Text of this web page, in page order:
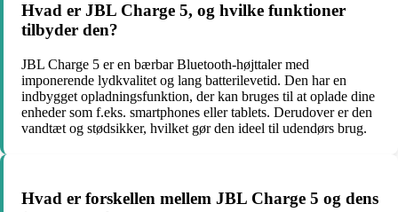
Hvad er JBL Charge 5, og hvilke funktioner
tilbyder den?
JBL Charge 5 er en bærbar Bluetooth-højttaler med
imponerende lydkvalitet og lang batterilevetid. Den har en
indbygget opladningsfunktion, der kan bruges til at oplade dine
enheder som f.eks. smartphones eller tablets. Derudover er den
vandtæt og stødsikker, hvilket gør den ideel til udendørs brug.
Hvad er forskellen mellem JBL Charge 5 og dens